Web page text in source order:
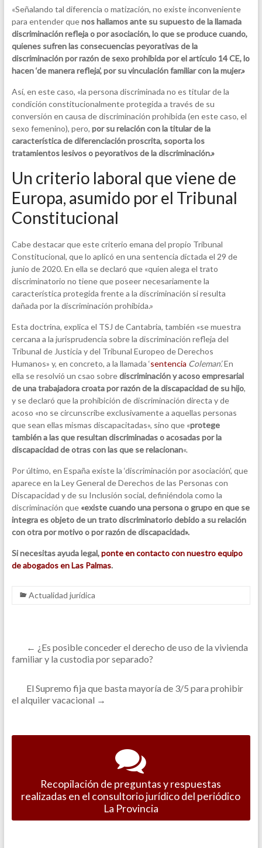
«Señalando tal diferencia o matización, no existe inconveniente
para entender quenos hallamos ante su supuesto de la llamada
discriminación refleja o por asociación, lo que se produce cuando,
quienes sufren las consecuencias peyorativas de la
discriminación por razón de sexo prohibida por el artículo 14 CE, lo
hacen ‘de manera refleja’, por su vinculación familiar con la mujer.»
Así, en este caso, «la persona discriminada no es titular de la
condición constitucionalmente protegida a través de su
conversión en causa de discriminación prohibida (en este caso, el
sexo femenino), pero, por su relación con la titular de la
característica de diferenciación proscrita, soporta los
tratamientos lesivos o peyorativos de la discriminación.»
Un criterio laboral que viene de
Europa, asumido por el Tribunal
Constitucional
Cabe destacar que este criterio emana del propio Tribunal
Constitucional, que lo aplicó en una sentencia dictada el 29 de
junio de 2020. En ella se declaró que «quien alega el trato
discriminatorio no tiene que poseer necesariamente la
característica protegida frente a la discriminación si resulta
dañada por la discriminación prohibida.»
Esta doctrina, explica el TSJ de Cantabria, también «se muestra
cercana a la jurisprudencia sobre la discriminación refleja del
Tribunal de Justicia y del Tribunal Europeo de Derechos
Humanos» y, en concreto, a la llamada ‘sentencia Coleman’.En
ella se resolvió un csao sobrediscriminación y acoso empresarial
de una trabajadora croata por razón de la discapacidad de su hijo,
y se declaró que la prohibición de discriminación directa y de
acoso «no se circunscribe exclusivamente a aquellas personas
que sean ellas mismas discapacitadas», sino que «protege
también a las que resultan discriminadas o acosadas por la
discapacidad de otras con las que se relacionan«.
Por último, en España existe la ‘discriminación por asociación’, que
aparece en la Ley General de Derechos de las Personas con
Discapacidad y de su Inclusión social, definiéndola como la
discriminación que «existe cuando una persona o grupo en que se
integra es objeto de un trato discriminatorio debido a su relación
con otra por motivo o por razón de discapacidad».
Si necesitas ayuda legal,ponte en contacto con nuestro equipo
de abogados en Las Palmas.
Actualidad jurídica
← ¿Es posible conceder el derecho de uso de la vivienda
familiar y la custodia por separado?
El Supremo fija que basta mayoría de 3/5 para prohibir
el alquiler vacacional →
Recopilación de preguntas y respuestas
realizadas en el consultorio jurídico del periódico
La Provincia